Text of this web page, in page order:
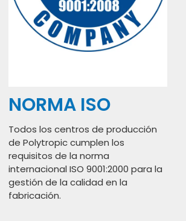
NORMA ISO
Todos los centros de producción
de Polytropic cumplen los
requisitos de la norma
internacional ISO 9001:2000 para la
gestión de la calidad en la
fabricación.